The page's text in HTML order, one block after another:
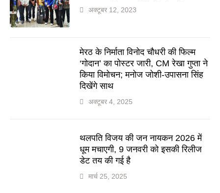
अक्टूबर 12, 2023
मेरठ के निर्माता विनोद चौधरी की फिल्म
‘गोदान’ का पोस्टर जारी, CM रेखा गुप्ता ने
किया विमोचन; मनोज जोशी-उपासना सिंह
दिखेंगे साथ
अक्टूबर 4, 2025
थलपति विजय की जन नायकन 2026 में
धूम मचाएगी, 9 जनवरी को इसकी रिलीज
डेट तय की गई है
मार्च 25, 2025